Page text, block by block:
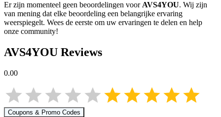
Er zijn momenteel geen beoordelingen voorAVS4YOU. Wij zijn
van mening dat elke beoordeling een belangrijke ervaring
weerspiegelt. Wees de eerste om uw ervaringen te delen en help
onze community!
AVS4YOU Reviews
0.00
Coupons & Promo Codes